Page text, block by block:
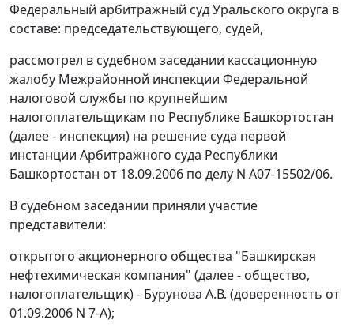
Федеральный арбитражный суд Уральского округа в
составе: председательствующего, судей,
рассмотрел в судебном заседании кассационную
жалобу Межрайонной инспекции Федеральной
налоговой службы по крупнейшим
налогоплательщикам по Республике Башкортостан
(далее - инспекция) на решение суда первой
инстанции Арбитражного суда Республики
Башкортостан от 18.09.2006 по делу N А07-15502/06.
В судебном заседании приняли участие
представители:
открытого акционерного общества "Башкирская
нефтехимическая компания" (далее - общество,
налогоплательщик) - Бурунова А.В. (доверенность от
01.09.2006 N 7-А);